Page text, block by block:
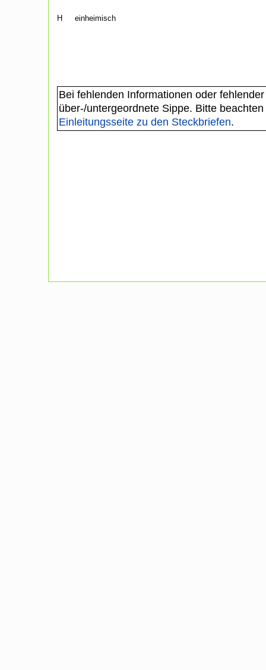
H einheimisch
Bei fehlenden Informationen oder
über-/untergeordnete Sippe. Bitte
Einleitungsseite zu den Steckbriefen.